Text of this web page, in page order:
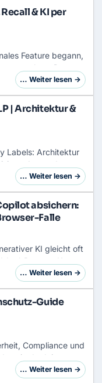
& KI per
Feature begann,
verankert: Der
Auf moderner
… Weiter lesen →
| Architektur &
Labels: Architektur
Anwendung
wir uns
… Weiter lesen →
absichern:
Falle
KI gleicht oft
Igel-Rennen. Kaum
finden
… Weiter lesen →
Guide
Compliance und
wie du deinen
sondern auch sicher
… Weiter lesen →